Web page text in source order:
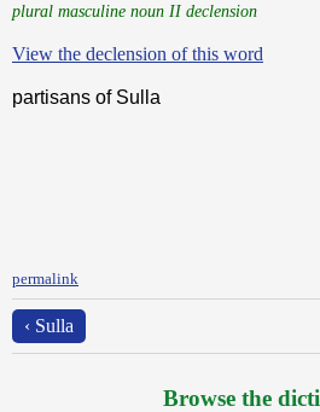
plural masculine noun II declension
View the declension of this word
partisans of Sulla
permalink
‹ Sulla
Browse the